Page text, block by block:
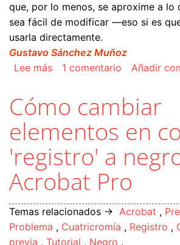
que, por lo menos, se aproxime a lo
sea fácil de modificar —eso si es
usarla directamente.
Gustavo Sánchez Muñoz
Lee mássobre Cómo corregir con
1 comentario Añadir
Cómo cambiar
elementos en
'registro' a
Acrobat Pro
Temas relacionados → Acrobat ,
Problema , Cuatricromía , Registro ,
previa , Tutorial , Negro .